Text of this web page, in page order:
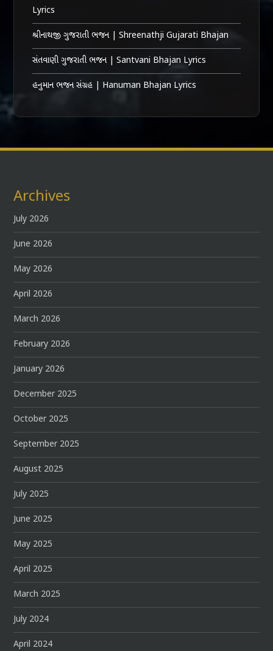
Lyrics
શ્રીનાથજી ગુજરાતી ભજન | Shreenathji Gujarati Bhajan
સંતવાણી ગુજરાતી ભજન | Santvani Bhajan Lyrics
હનુમાન ભજન સંગ્રહ | Hanuman Bhajan Lyrics
Archives
July 2026
June 2026
May 2026
April 2026
March 2026
February 2026
January 2026
December 2025
October 2025
September 2025
August 2025
July 2025
June 2025
May 2025
April 2025
March 2025
July 2024
April 2024